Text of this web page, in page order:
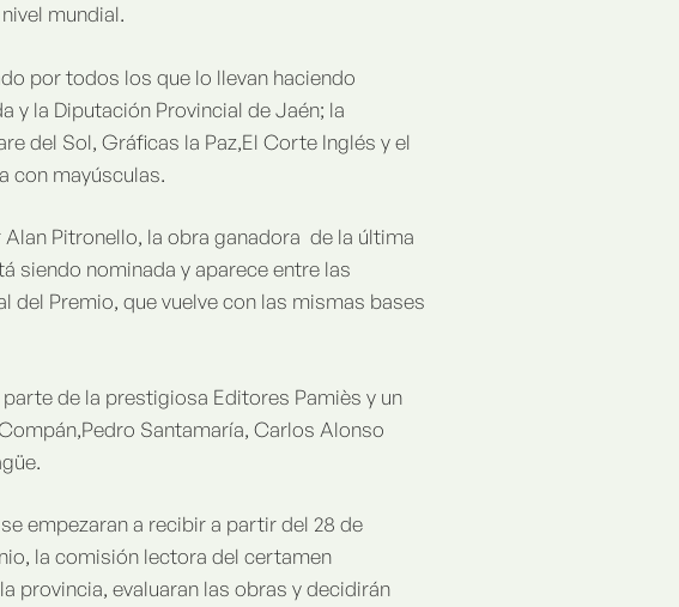
mundial.
por todos los que lo llevan haciendo
y la Diputación Provincial de Jaén; la
del Sol, Gráficas la Paz,El Corte Inglés y el
con mayúsculas.
Pitronello, la obra ganadora de la última
siendo nominada y aparece entre las
del Premio, que vuelve con las mismas bases
de la prestigiosa Editores Pamiès y un
Santamaría, Carlos Alonso
empezaran a recibir a partir del 28 de
la comisión lectora del certamen
provincia, evaluaran las obras y decidirán